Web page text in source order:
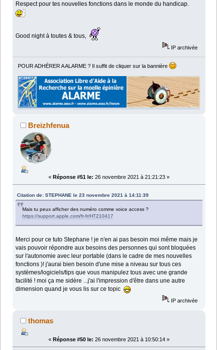
Respect pour tes nouvelles fonctions dans le monde du handicap.
Good night à toutes & tous,
IP archivée
POUR ADHÉRER A ALARME ? Il suffit de cliquer sur la bannière
Breizhfenua
« Réponse #51 le: 26 novembre 2021 à 21:21:23 »
Citation de: STEPHANE le 23 novembre 2021 à 14:11:39
Mais tu peux afficher des numéro comme voice access ?
https://support.apple.com/fr-fr/HT210417
Merci pour ce tuto Stephane ! je n'en ai pas besoin moi même mais je
vais pouvoir répondre aux besoins des personnes qui sont bloquées
sur l'autonomie avec leur portable (dans le cadre de mes nouvelles
fonctions )! j'aurai bien besoin d'une mise a niveau sur tous ces
systèmes/logiciels/tips que vous manipulez tous avec une grande
facilité ! moi ça me sidère ...j'ai l'impression d'être dans une autre
dimension quand je vous lis sur ce topic
IP archivée
thomas
« Réponse #50 le: 26 novembre 2021 à 10:50:14 »